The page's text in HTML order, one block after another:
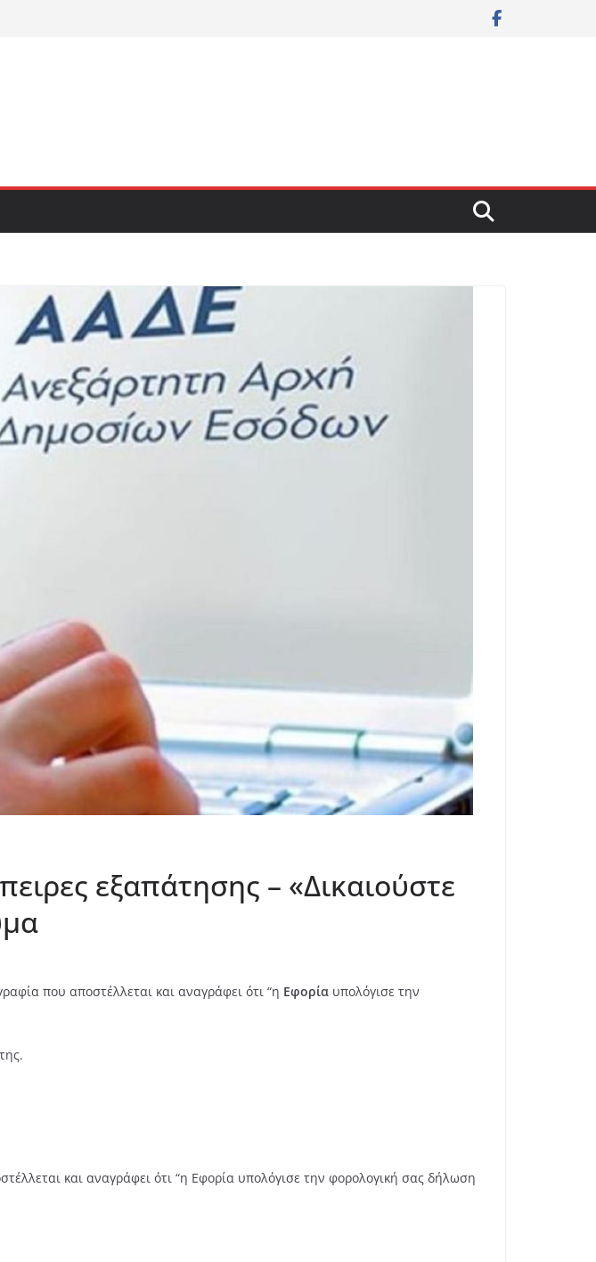
εξαπάτησης – «Δικαιούστε
που αποστέλλεται και αναγράφει ότι “η Εφορία υπολόγισε την
και αναγράφει ότι “η Εφορία υπολόγισε την φορολογική σας δήλωση